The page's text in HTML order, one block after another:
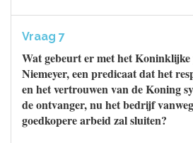
Vraag 7
Wat gebeurt er met het
Niemeyer, een predicaat dat het
en het vertrouwen van de Koning
de ontvanger, nu het bedrijf
goedkopere arbeid zal sluiten?